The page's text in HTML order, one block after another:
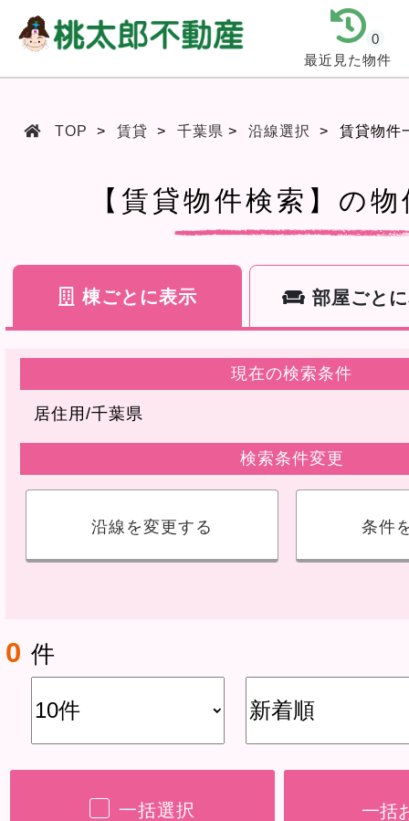
最近見た物件
0
TOP 賃貸 千葉県 沿線選択 賃貸物件
【賃貸物件検索】の
棟ごとに表示 部屋ごと
現在の検索条件
居住用 千葉県
検索条件変更
沿線を変更する 条件
0件
一括選択